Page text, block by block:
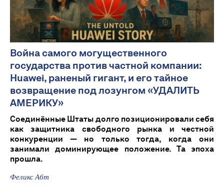
Война самого могущественного
государства против частной компании:
Huawei, раненый гигант, и его тайное
возвращение под лозунгом «УДАЛИТЬ
АМЕРИКУ»
Соединённые Штаты долго позиционировали себя
как защитника свободного рынка и честной
конкуренции — но только тогда, когда они
занимали доминирующее положение. Та эпоха
прошла.
Феликс Абт